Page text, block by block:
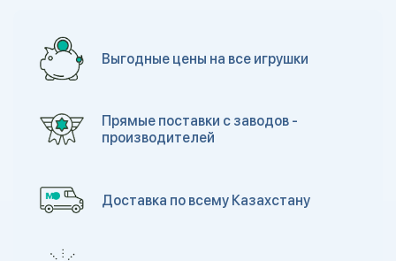
Выгодные цены на все игрушки
Прямые поставки с заводов -
производителей
Доставка по всему Казахстану